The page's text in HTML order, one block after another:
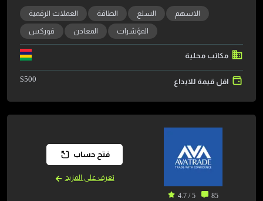
الاسهم السلع الطاقة
العملات الرقمية
المؤشرات
المعادن فوركس
مكاتب محلية
اقل قيمة للايداع $500
85
5 / 4.7
فتح حساب
تعرف على المزيد